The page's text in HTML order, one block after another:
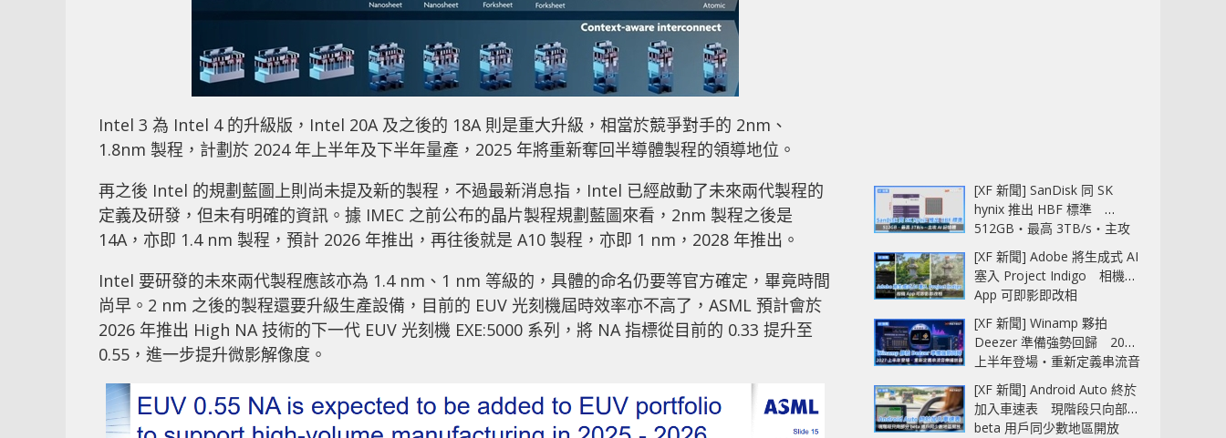
Intel 3 為 Intel 4 的升級版，Intel 20A 及之後的 18A 則是重大升級，相當於競爭對手的 2nm、
1.8nm 製程，計劃於 2024 年上半年及下半年量產，2025 年將重新奪回半導體製程的領導地位。
再之後 Intel 的規劃藍圖上則尚未提及新的製程，不過最新消息指，Intel 已經啟動了未來兩代製程的
定義及研發，但未有明確的資訊。據 IMEC 之前公布的晶片製程規劃藍圖來看，2nm 製程之後是
14A，亦即 1.4 nm 製程，預計 2026 年推出，再往後就是 A10 製程，亦即 1 nm，2028 年推出。
Intel 要研發的未來兩代製程應該亦為 1.4 nm、1 nm 等級的，具體的命名仍要等官方確定，畢竟時間
尚早。2 nm 之後的製程還要升級生產設備，目前的 EUV 光刻機屆時效率亦不高了，ASML 預計會於
2026 年推出 High NA 技術的下一代 EUV 光刻機 EXE:5000 系列，將 NA 指標從目前的 0.33 提升至
0.55，進一步提升微影解像度。
[XF 新聞] SanDisk 同 SK
hynix 推出 HBF 標準
512GB‧最高 3TB/s‧主攻
AI 記憶體
[XF 新聞] Adobe 將生成式 AI
塞入 Project Indigo 相機
App 可即影即改相
[XF 新聞] Winamp 夥拍
Deezer 準備強勢回歸 2027
上半年登場‧重新定義串流音
樂播放器
[XF 新聞] Android Auto 終於
加入車速表 現階段只向部分
beta 用戶同少數地區開放